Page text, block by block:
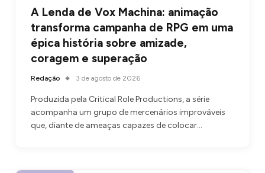
A Lenda de Vox Machina: animação
transforma campanha de RPG em uma
épica história sobre amizade,
coragem e superação
Redação 3 de agosto de 2026
Produzida pela Critical Role Productions, a série
acompanha um grupo de mercenários improváveis
que, diante de ameaças capazes de colocar…